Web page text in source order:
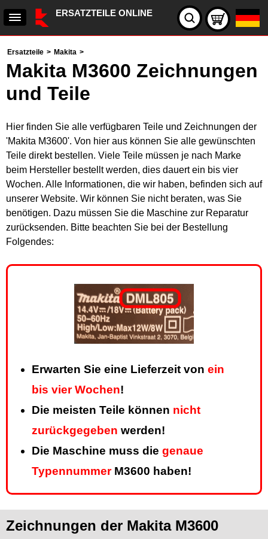
ERSATZTEILE ONLINE
Ersatzteile > Makita >
Makita M3600 Zeichnungen
und Teile
Hier finden Sie alle verfügbaren Teile und Zeichnungen der
'Makita M3600'. Von hier aus können Sie alle gewünschten
Teile direkt bestellen. Viele Teile müssen je nach Marke
beim Hersteller bestellt werden, dies dauert ein bis vier
Wochen. Alle Informationen, die wir haben, befinden sich auf
unserer Website. Wir können Sie nicht beraten, was Sie
benötigen. Dazu müssen Sie die Maschine zur Reparatur
zurücksenden. Bitte beachten Sie bei der Bestellung
Folgendes:
Erwarten Sie eine Lieferzeit von ein
bis vier Wochen!
Die meisten Teile können nicht
zurückgegeben werden!
Die Maschine muss die genaue
TypennummerM3600 haben!
Zeichnungen der Makita M3600